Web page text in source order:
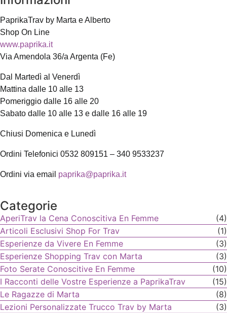
PaprikaTrav by Marta e Alberto
Shop On Line
www.paprika.it
Via Amendola 36/a Argenta (Fe)
Dal Martedì al Venerdì
Mattina dalle 10 alle 13
Pomeriggio dalle 16 alle 20
Sabato dalle 10 alle 13 e dalle 16 alle 19
Chiusi Domenica e Lunedì
Ordini Telefonici 0532 809151 – 340 9533237
Ordini via email paprika@paprika.it
Categorie
AperiTrav la Cena Conoscitiva En Femme
(4)
Articoli Esclusivi Shop For Trav
(1)
Esperienze da Vivere En Femme
(3)
Esperienze Shopping Trav con Marta
(3)
Foto Serate Conoscitive En Femme
(10)
I Racconti delle Vostre Esperienze a PaprikaTrav
(15)
Le Ragazze di Marta
(8)
Lezioni Personalizzate Trucco Trav by Marta
(3)